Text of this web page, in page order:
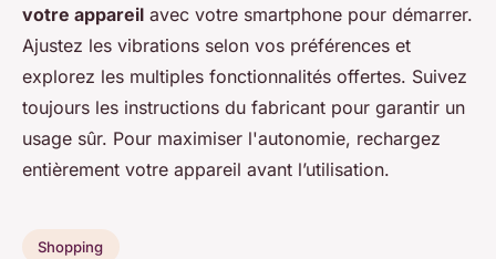
votre appareil avec votre smartphone pour démarrer.
Ajustez les vibrations selon vos préférences et
explorez les multiples fonctionnalités offertes. Suivez
toujours les instructions du fabricant pour garantir un
usage sûr. Pour maximiser l'autonomie, rechargez
entièrement votre appareil avant l’utilisation.
Shopping